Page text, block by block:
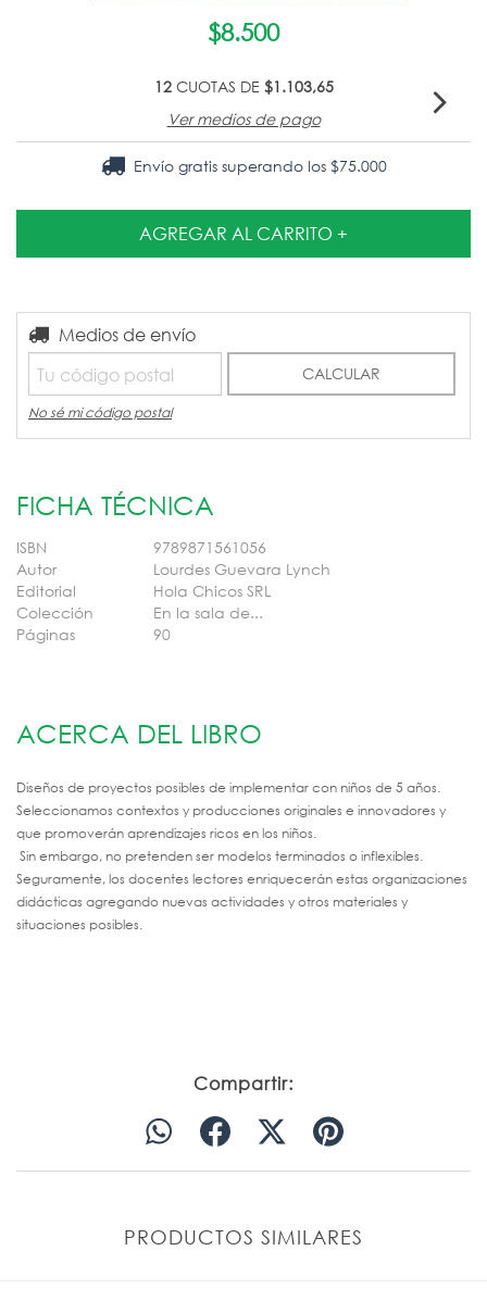
$8.500
12CUOTAS DE $1.103,65
Ver medios de pago
Envío gratis superando los $75.000
Entregas para el CP:
Medios de envío
CALCULAR
No sé mi código postal
FICHA TÉCNICA
ISBN
9789871561056
Autor
Lourdes Guevara Lynch
Editorial
Hola Chicos SRL
Colección
En la sala de...
Páginas
90
ACERCA DEL LIBRO
Diseños de proyectos posibles de implementar con niños de 5 años.
Seleccionamos contextos y producciones originales e innovadores y
que promoverán aprendizajes ricos en los niños.
Sin embargo, no pretenden ser modelos terminados o inflexibles.
Seguramente, los docentes lectores enriquecerán estas organizaciones
didácticas agregando nuevas actividades y otros materiales y
situaciones posibles.
Compartir:
PRODUCTOS SIMILARES